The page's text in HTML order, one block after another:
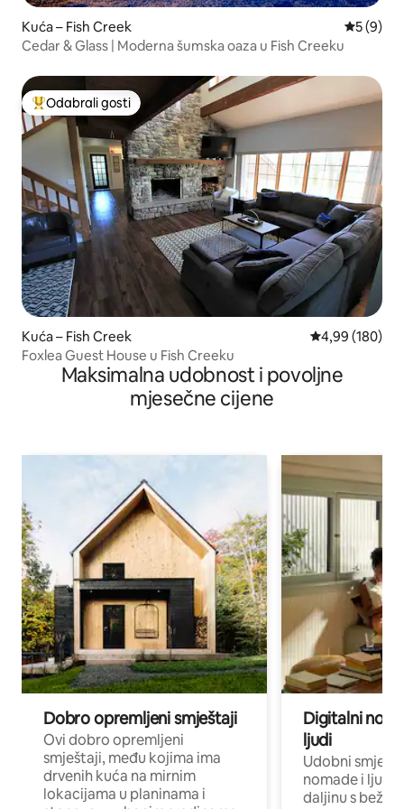
Kuća – Fish Creek
5 (9)
Cedar & Glass | Moderna šumska oaza u Fish Creeku
Među najviše rangiranima s oznakom „Odabrali gosti”
Odabrali gosti
Kuća – Fish Creek Prosječna
4,99 (180)
Foxlea Guest House u Fish Creeku
Maksimalna udobnost i povoljne
mjesečne cijene
Dobro opremljeni smještaji
Ovi dobro opremljeni
smještaji, među kojima ima
drvenih kuća na mirnim
lokacijama u planinama i
Digitalni
ljudi
Udobni
nomade i ljude
daljinu s